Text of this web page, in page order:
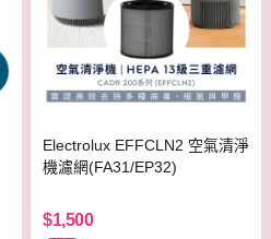
Electrolux EFFCLN2 空氣清淨
機濾網(FA31/EP32)
$1,500